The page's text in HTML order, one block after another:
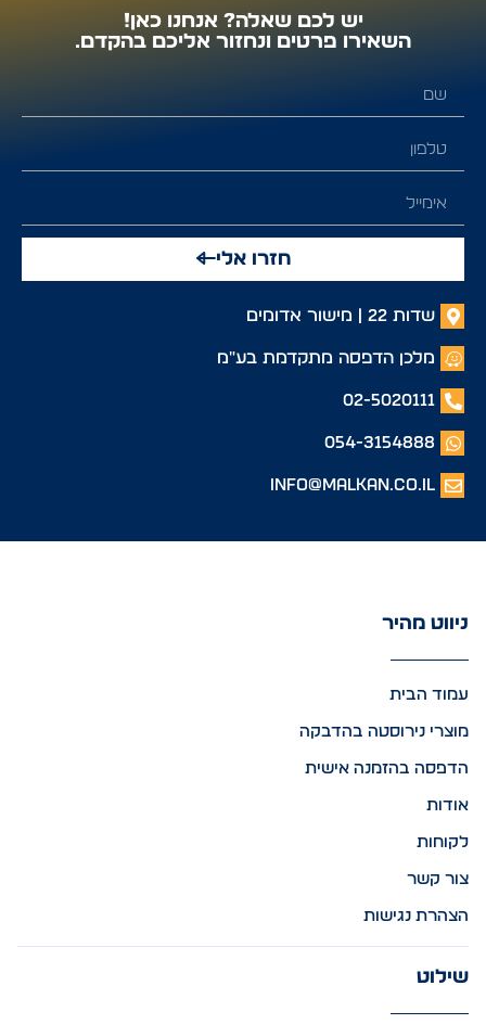
יש לכם שאלה? אנחנו כאן!
השאירו פרטים ונחזור אליכם בהקדם.
חזרו אלי
שדות 22 | מישור אדומים
מלכן הדפסה מתקדמת בע"מ
02-5020111
054-3154888
info@malkan.co.il
ניווט מהיר
עמוד הבית
מוצרי נירוסטה בהדבקה
הדפסה בהזמנה אישית
אודות
לקוחות
צור קשר
הצהרת נגישות
שילוט